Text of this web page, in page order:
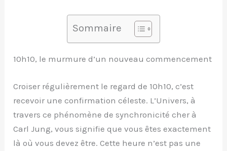
Sommaire
10h10, le murmure d’un nouveau commencement
Croiser régulièrement le regard de 10h10, c’est
recevoir une confirmation céleste. L’Univers, à
travers ce phénomène de synchronicité cher à
Carl Jung, vous signifie que vous êtes exactement
là où vous devez être. Cette heure n’est pas une